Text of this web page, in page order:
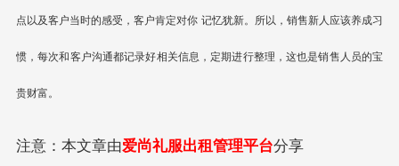
点以及客户当时的感受 ，客户肯定对你 记忆犹新。所以，销售新人应该养成习
惯，每次和客户沟通都记录好相关信息，定期进行整理，这也是销售人员的宝
贵财富。
注意：本文章由爱尚礼服出租管理平台分享